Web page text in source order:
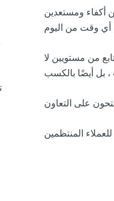
ومستعدين
من مستويين لا